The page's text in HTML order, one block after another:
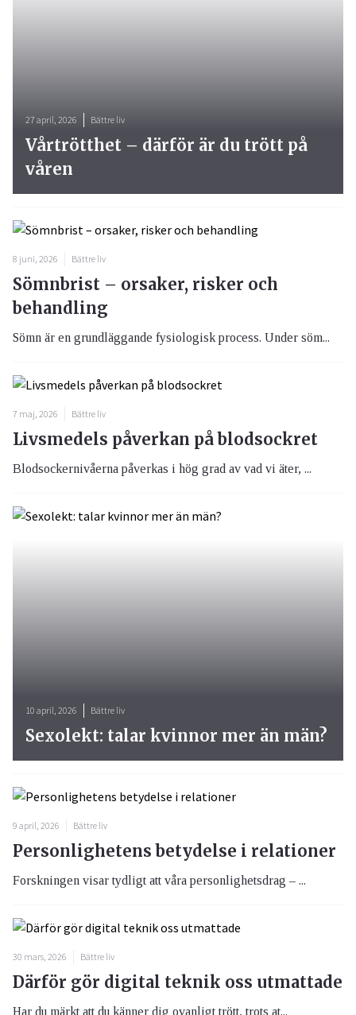
8 juni, 2026 Bättre liv
Sömnbrist – orsaker, risker och
behandling
Sömn är en grundläggande fysiologisk process. Under söm...
7 maj, 2026 Bättre liv
Livsmedels påverkan på blodsockret
Blodsockernivåerna påverkas i hög grad av vad vi äter, ...
27 april, 2026 Bättre liv
Vårtrötthet – därför är du trött på
våren
10 april, 2026 Bättre liv
Sexolekt: talar kvinnor mer än män?
9 april, 2026 Bättre liv
Personlighetens betydelse i relationer
Forskningen visar tydligt att våra personlighetsdrag – ...
30 mars, 2026 Bättre liv
Därför gör digital teknik oss utmattade
Har du märkt att du känner dig ovanligt trött, trots at...